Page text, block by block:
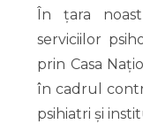
În țara
serviciilor
prin Casa
în cadrul
psihiatri și